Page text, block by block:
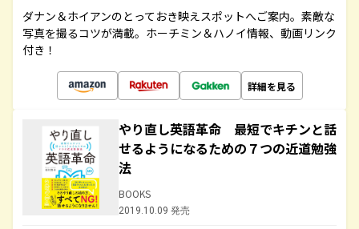
ダナン＆ホイアンのとっておき映えスポットへご案内。素敵な
写真を撮るコツが満載。ホーチミン＆ハノイ情報、動画リンク
付き！
詳細を見る
やり直し英語革命 最短でキチンと話
せるようになるための７つの近道勉強
法
BOOKS
2019.10.09 発売